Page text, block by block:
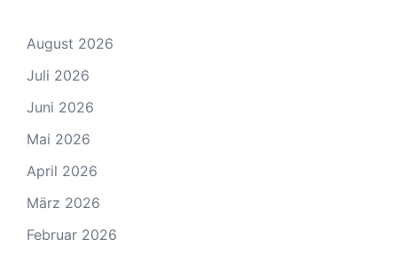
August 2026
Juli 2026
Juni 2026
Mai 2026
April 2026
März 2026
Februar 2026